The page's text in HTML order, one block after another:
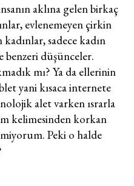
aklına gelen birkaç
evlenemeyen çirkin
sadece kadın
benzeri düşünceler.
mı? Ya da ellerinin
yani kısaca internete
alet varken ısrarla
kelimesinden korkan
Peki o halde